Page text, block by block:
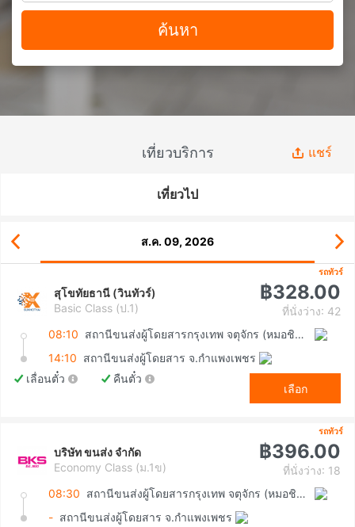
ค้นหา
เที่ยวบริการ แชร์
เที่ยวไป
ส.ค. 09, 2026
รถทัวร์
สุโขทัยธานี (วินทัวร์)
Basic Class (ป.1)
฿328.00
ที่นั่งว่าง: 42
08:10
สถานีขนส่งผู้โดยสารกรุงเทพ จตุจักร (หมอชิต2)
14:10 สถานีขนส่งผู้โดยสาร จ.กำแพงเพชร
เลื่อนตั๋ว
คืนตั๋ว
เลือก
รถทัวร์
บริษัท ขนส่ง จำกัด
Economy Class (ม.1ข)
฿396.00
ที่นั่งว่าง: 18
08:30
สถานีขนส่งผู้โดยสารกรุงเทพ จตุจักร (หมอชิต2)
- สถานีขนส่งผู้โดยสาร จ.กำแพงเพชร